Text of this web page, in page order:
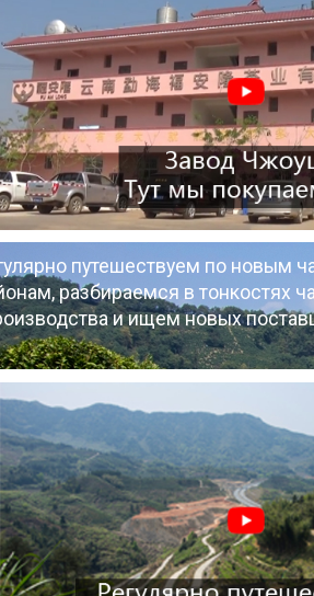
путешествуем по новым
разбираемся в тонкостях
и ищем новых